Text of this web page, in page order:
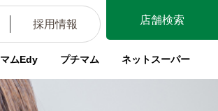
採用情報 店舗検索
マムEdy プチマム ネットスーパー